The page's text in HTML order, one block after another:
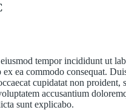
tempor incididunt ut
ea commodo consequat.
cupidatat non
accusantium
sunt explicabo.